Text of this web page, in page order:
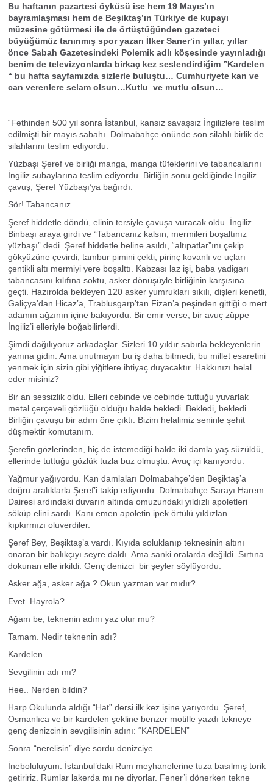
Bu haftanın pazartesi öyküsü ise hem 19 Mayıs’ın
bayramlaşması hem de Beşiktaş’ın Türkiye de kupayı
müzesine götürmesi ile de örtüştüğünden gazeteci
büyüğümüz tanınmış spor yazarı İlker Sarıer‘in yıllar, yıllar
önce Sabah Gazetesindeki Polemik adlı köşesinde yayınladığı
benim de televizyonlarda birkaç kez seslendirdiğim ”Kardelen
“ bu hafta sayfamızda sizlerle buluştu… Cumhuriyete kan ve
can verenlere selam olsun…Kutlu ve mutlu olsun…
“Fethinden 500 yıl sonra İstanbul, kansız savaşsız İngilizlere teslim
edilmişti bir mayıs sabahı. Dolmabahçe önünde son silahlı birlik de
silahlarını teslim ediyordu.
Yüzbaşı Şeref ve birliği manga, manga tüfeklerini ve tabancalarını
İngiliz subaylarına teslim ediyordu. Birliğin sonu geldiğinde İngiliz
çavuş, Şeref Yüzbaşı’ya bağırdı:
Sör! Tabancanız...
Şeref hiddetle döndü, elinin tersiyle çavuşa vuracak oldu. İngiliz
Binbaşı araya girdi ve “Tabancanız kalsın, mermileri boşaltınız
yüzbaşı” dedi. Şeref hiddetle beline asıldı, “altıpatlar”ını çekip
gökyüzüne çevirdi, tambur pimini çekti, pirinç kovanlı ve uçları
çentikli altı mermiyi yere boşalttı. Kabzası laz işi, baba yadigarı
tabancasını kılıfına soktu, asker dönüşüyle birliğinin karşısına
geçti. Hazırolda bekleyen 120 asker yumrukları sıkılı, dişleri kenetli,
Galiçya’dan Hicaz’a, Trablusgarp’tan Fizan’a peşinden gittiği o mert
adamın ağzının içine bakıyordu. Bir emir verse, bir avuç züppe
İngiliz’i elleriyle boğabilirlerdi.
Şimdi dağılıyoruz arkadaşlar. Sizleri 10 yıldır sabırla bekleyenlerin
yanına gidin. Ama unutmayın bu iş daha bitmedi, bu millet esaretini
yenmek için sizin gibi yiğitlere ihtiyaç duyacaktır. Hakkınızı helal
eder misiniz?
Bir an sessizlik oldu. Elleri cebinde ve cebinde tuttuğu yuvarlak
metal çerçeveli gözlüğü olduğu halde bekledi. Bekledi, bekledi...
Birliğin çavuşu bir adım öne çıktı: Bizim helalimiz seninle şehit
düşmektir komutanım.
Şerefin gözlerinden, hiç de istemediği halde iki damla yaş süzüldü,
ellerinde tuttuğu gözlük tuzla buz olmuştu. Avuç içi kanıyordu.
Yağmur yağıyordu. Kan damlaları Dolmabahçe’den Beşiktaş’a
doğru aralıklarla Şeref’i takip ediyordu. Dolmabahçe Sarayı Harem
Dairesi ardındaki duvarın altında omuzundaki yıldızlı apoletleri
söküp elini sardı. Kanı emen apoletin ipek örtülü yıldızlan
kıpkırmızı oluverdiler.
Şeref Bey, Beşiktaş’a vardı. Kıyıda soluklanıp teknesinin altını
onaran bir balıkçıyı seyre daldı. Ama sanki oralarda değildi. Sırtına
dokunan elle irkildi. Genç denizci bir şeyler söylüyordu.
Asker ağa, asker ağa ? Okun yazman var mıdır?
Evet. Hayrola?
Ağam be, teknenin adını yaz olur mu?
Tamam. Nedir teknenin adı?
Kardelen...
Sevgilinin adı mı?
Hee.. Nerden bildin?
Harp Okulunda aldığı “Hat” dersi ilk kez işine yarıyordu. Şeref,
Osmanlıca ve bir kardelen şekline benzer motifle yazdı tekneye
genç denizcinin sevgilisinin adını: “KARDELEN”
Sonra “nerelisin” diye sordu denizciye...
İneboluluyum. İstanbul’daki Rum meyhanelerine tuza basılmış torik
getiririz. Rumlar lakerda mı ne diyorlar. Fener’i dönerken tekne